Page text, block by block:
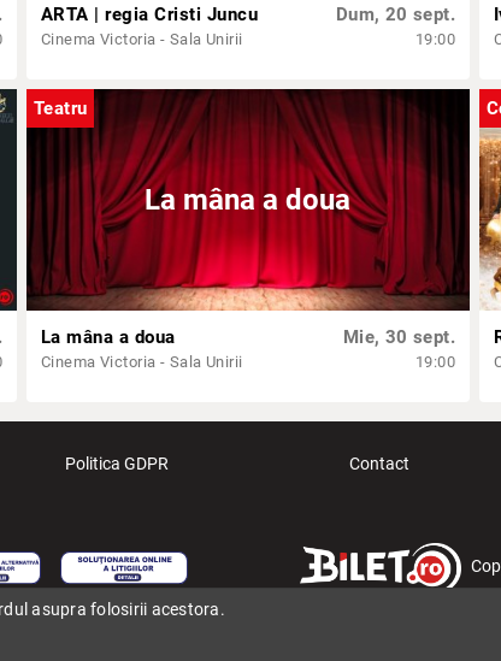
ARTA | regia Cristi Juncu
Cinema Victoria - Sala Unirii
Dum, 20 sept.
19:00
Teatru
La mâna a doua
La mâna a doua
Cinema Victoria - Sala Unirii
Mie, 30 sept.
19:00
Politica GDPR Contact
asupra folosirii acestora.